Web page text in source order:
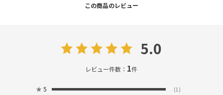
この商品のレビュー
5.0
レビュー件数： 1件
★ 5 (1)